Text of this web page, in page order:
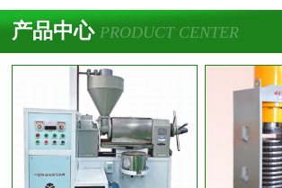
产品中心 PRODUCT CENTER